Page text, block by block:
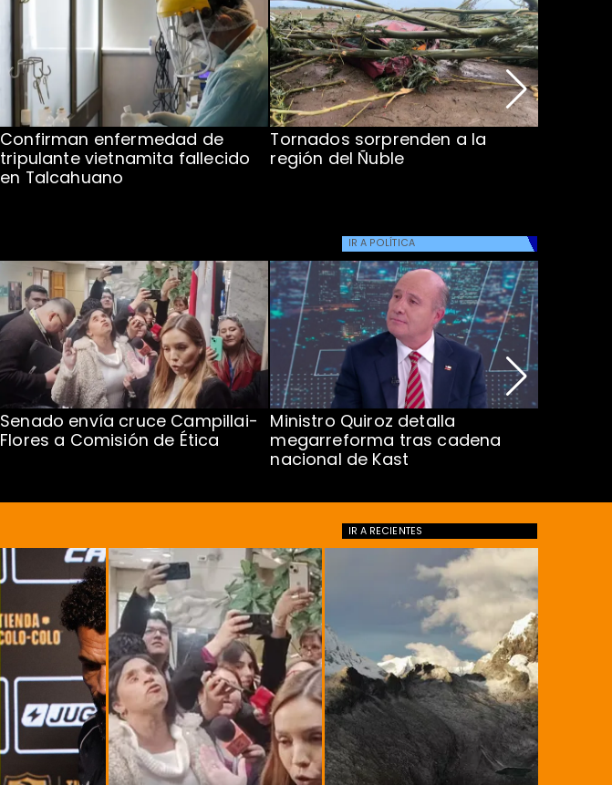
Confirman enfermedad de
tripulante vietnamita fallecido
en Talcahuano
Tornados sorprenden a la
región del Ñuble
IR A POLÍTICA
Senado envía cruce Campillai-
Flores a Comisión de Ética
Ministro Quiroz detalla
megarreforma tras cadena
nacional de Kast
IR A RECIENTES